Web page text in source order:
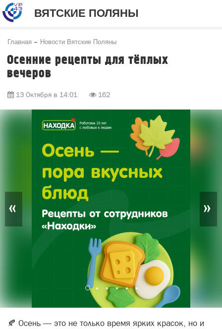
ВЯТСКИЕ ПОЛЯНЫ
Главная Новости Вятские Поляны
Осенние рецепты для тёплых
вечеров
13 Октября в 14:01 162
« »
🍂 Осень — это не только время ярких красок, но и